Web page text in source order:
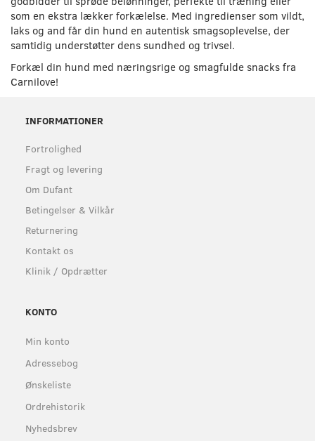
som en ekstra lækker forkælelse. Med ingredienser som vildt,
laks og and får din hund en autentisk smagsoplevelse, der
samtidig understøtter dens sundhed og trivsel.
Forkæl din hund med næringsrige og smagfulde snacks fra
Carnilove!
INFORMATIONER
Fortrolighed
Fragt og levering
Om Dufant
Betingelser & Vilkår
Returnering
Kontakt os
Klinik / Opdrætter
KONTO
Min konto
Adressebog
Ønskeliste
Ordrehistorik
Nyhedsbrev